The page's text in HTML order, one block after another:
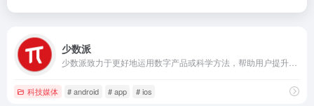
少数派
科技媒体 # android # app # ios